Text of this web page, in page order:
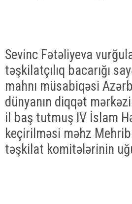
Sevinc Fətəliyeva
təşkilatçılıq bacarığı
mahnı müsabiqəsi
dünyanın diqqət
il baş tutmuş IV İslam
keçirilməsi məhz
təşkilat komitələrinin